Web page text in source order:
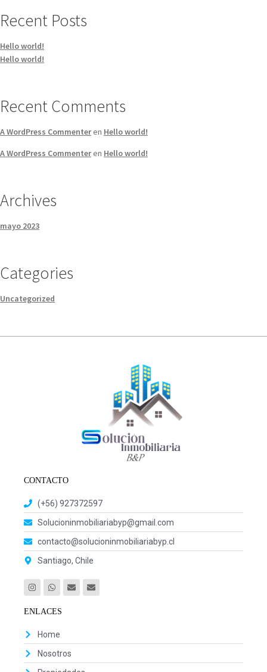
Recent Posts
Hello world!
Hello world!
Recent Comments
A WordPress Commenteren Hello world!
A WordPress Commenteren Hello world!
Archives
mayo 2023
Categories
Uncategorized
CONTACTO
(+56) 927372597
Solucioninmobiliariabyp@gmail.com
contacto@solucioninmobiliariabyp.cl
Santiago, Chile
ENLACES
Home
Nosotros